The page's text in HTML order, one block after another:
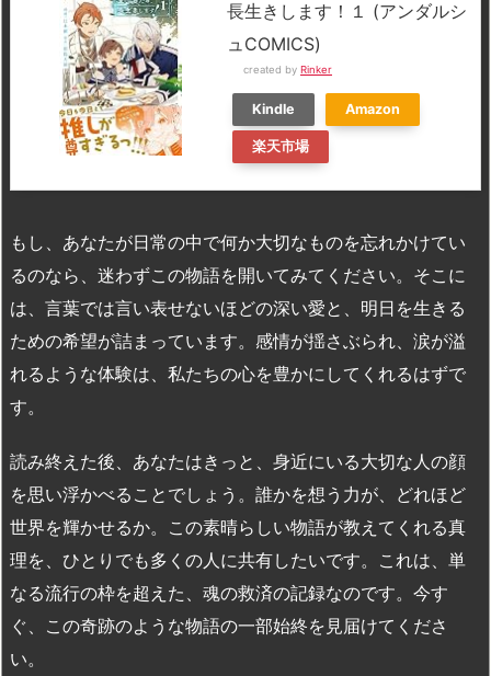
長生きします！１ (アンダルシ
ュCOMICS)
created by Rinker
Kindle Amazon
楽天市場
もし、あなたが日常の中で何か大切なものを忘れかけてい
るのなら、迷わずこの物語を開いてみてください。そこに
は、言葉では言い表せないほどの深い愛と、明日を生きる
ための希望が詰まっています。感情が揺さぶられ、涙が溢
れるような体験は、私たちの心を豊かにしてくれるはずで
す。
読み終えた後、あなたはきっと、身近にいる大切な人の顔
を思い浮かべることでしょう。誰かを想う力が、どれほど
世界を輝かせるか。この素晴らしい物語が教えてくれる真
理を、ひとりでも多くの人に共有したいです。これは、単
なる流行の枠を超えた、魂の救済の記録なのです。今す
ぐ、この奇跡のような物語の一部始終を見届けてくださ
い。